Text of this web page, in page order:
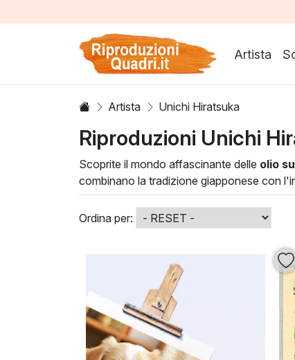
Artista
Artista Unichi Hiratsuka
Riproduzioni Unichi
Scoprite il mondo affascinante delle olio
combinano la tradizione giapponese con
l'uso sapiente dei colori e delle texture,
Le opere di Hiratsuka sono perfette per
spazi, creando un’atmosfera artistica che
rendendo ogni parete un palcoscenico per
Ordina per: